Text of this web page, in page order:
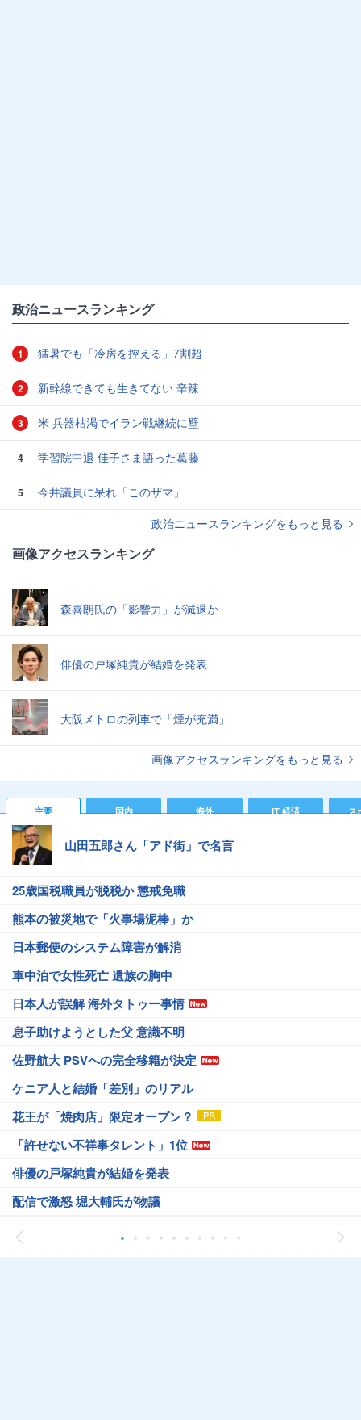
政治ニュースランキング
1 猛暑でも「冷房を控える」7割超
2 新幹線できても生きてない 辛辣
3 米 兵器枯渇でイラン戦継続に壁
4 学習院中退 佳子さま語った葛藤
5
今井議員に呆れ「このザマ」
政治ニュースランキングをもっと見る
画像アクセスランキング
森喜朗氏の「影響力」が減退か
俳優の戸塚純貴が結婚を発表
大阪メトロの列車で「煙が充満」
画像アクセスランキングをもっと見る
主要 国内 海外 IT 経済 ス
山田五郎さん「アド街」で名言
25歳国税職員が脱税か 懲戒免職
熊本の被災地で「火事場泥棒」か
日本郵便のシステム障害が解消
車中泊で女性死亡 遺族の胸中
日本人が誤解 海外タトゥー事情
息子助けようとした父 意識不明
佐野航大 PSVへの完全移籍が決定
ケニア人と結婚「差別」のリアル
花王が「焼肉店」限定オープン？
「許せない不祥事タレント」1位
俳優の戸塚純貴が結婚を発表
配信で激怒 堀大輔氏が物議